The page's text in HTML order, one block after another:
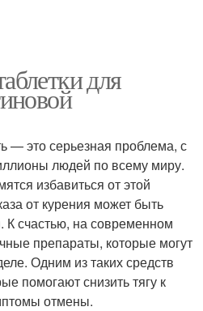
для
— это серьезная проблема, с
людей по всему миру.
избавиться от этой
от курения может быть
счастью, на современном
препараты, которые могут
Одним из таких средств
помогают снизить тягу к
отмены.